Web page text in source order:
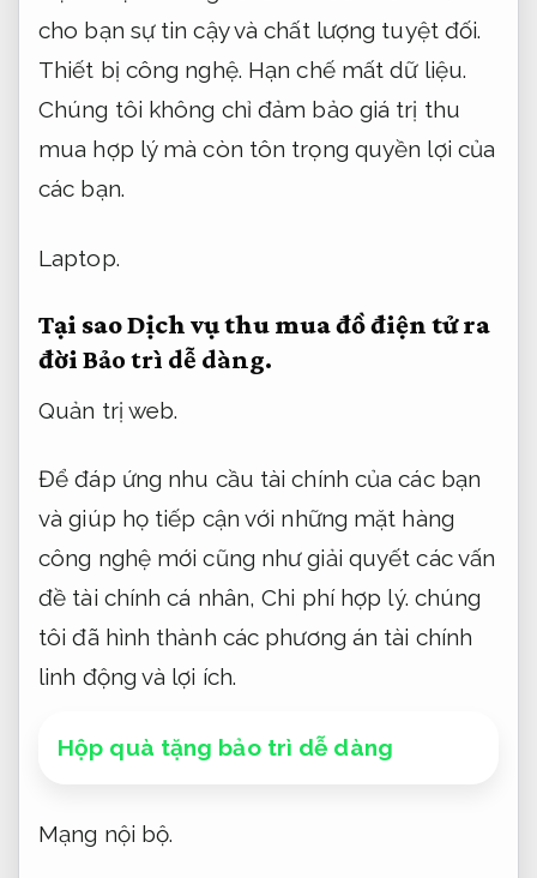
cho bạn sự tin cậy và chất lượng tuyệt đối.
Thiết bị công nghệ. Hạn chế mất dữ liệu.
Chúng tôi không chỉ đảm bảo giá trị thu
mua hợp lý mà còn tôn trọng quyền lợi của
các bạn.
Laptop.
Tại sao Dịch vụ thu mua đồ điện tử ra
đời Bảo trì dễ dàng.
Quản trị web.
Để đáp ứng nhu cầu tài chính của các bạn
và giúp họ tiếp cận với những mặt hàng
công nghệ mới cũng như giải quyết các vấn
đề tài chính cá nhân,Chi phí hợp lý. chúng
tôi đã hình thành các phương án tài chính
linh động và lợi ích.
Hộp quà tặng bảo trì dễ dàng
Mạng nội bộ.